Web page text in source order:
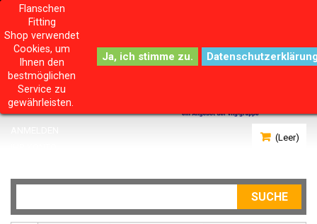
(Leer)
SUCHE
Flanschen
Fitting
Shop verwendet
Cookies, um
Ihnen den
bestmöglichen
Service zu
gewährleisten.